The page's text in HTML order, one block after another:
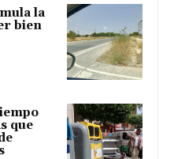
la
bien
que